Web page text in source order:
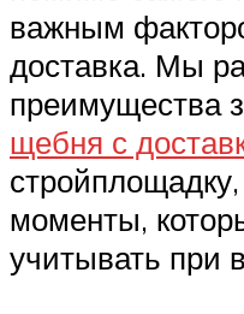
важным
доставка. Мы
преимущества
щебня с
моменты,
учитывать при